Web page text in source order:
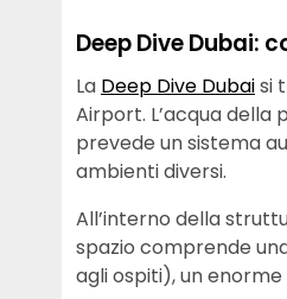
Deep Dive Dubai:
La Deep Dive Dubaisi
Airport. L’acqua
prevede un sistema
ambienti diversi.
All’interno della
spazio comprende
agli ospiti), un enorme